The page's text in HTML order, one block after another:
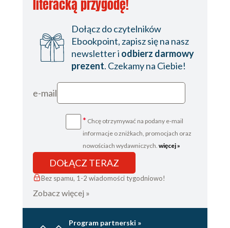
literacką przygodę!
Dołącz do czytelników
Ebookpoint, zapisz się na nasz
newsletter i odbierz darmowy
prezent. Czekamy na Ciebie!
e-mail
* Chcę otrzymywać na podany e-mail
informacje o zniżkach, promocjach oraz
nowościach wydawniczych. więcej »
DOŁĄCZ TERAZ
Bez spamu, 1-2 wiadomości tygodniowo!
Zobacz więcej »
Program partnerski »